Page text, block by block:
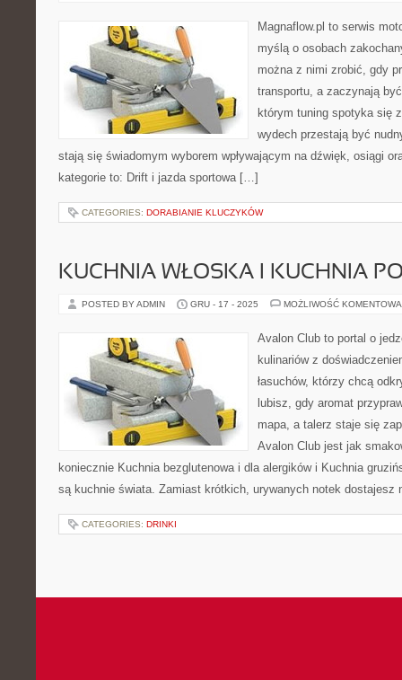
Magnaflow.pl to serwis
myślą o osobach
można z nimi zrobić, gdy
transportu, a zaczynają
którym tuning spotyka się
wydech przestają być
stają się świadomym wyborem wpływającym na dźwięk, osiągi
kategorie to: Drift i jazda sportowa […]
CATEGORIES: DORABIANIE KLUCZYKÓW
KUCHNIA WŁOSKA I KUCHNIA
POSTED BY ADMIN GRU - 17 - 2025 MOŻLIWOŚĆ
Avalon Club to portal o
kulinariów z
łasuchów, którzy chcą
lubisz, gdy aromat
mapa, a talerz staje się
Avalon Club jest jak
koniecznie Kuchnia bezglutenowa i dla alergików i Kuchnia
są kuchnie świata. Zamiast krótkich, urywanych notek
CATEGORIES: DRINKI